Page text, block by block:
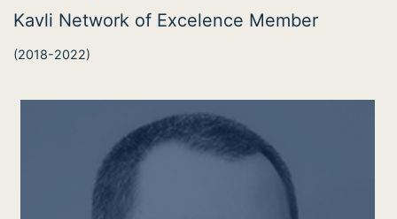
Kavli Network of Excelence Member
(2018-2022)